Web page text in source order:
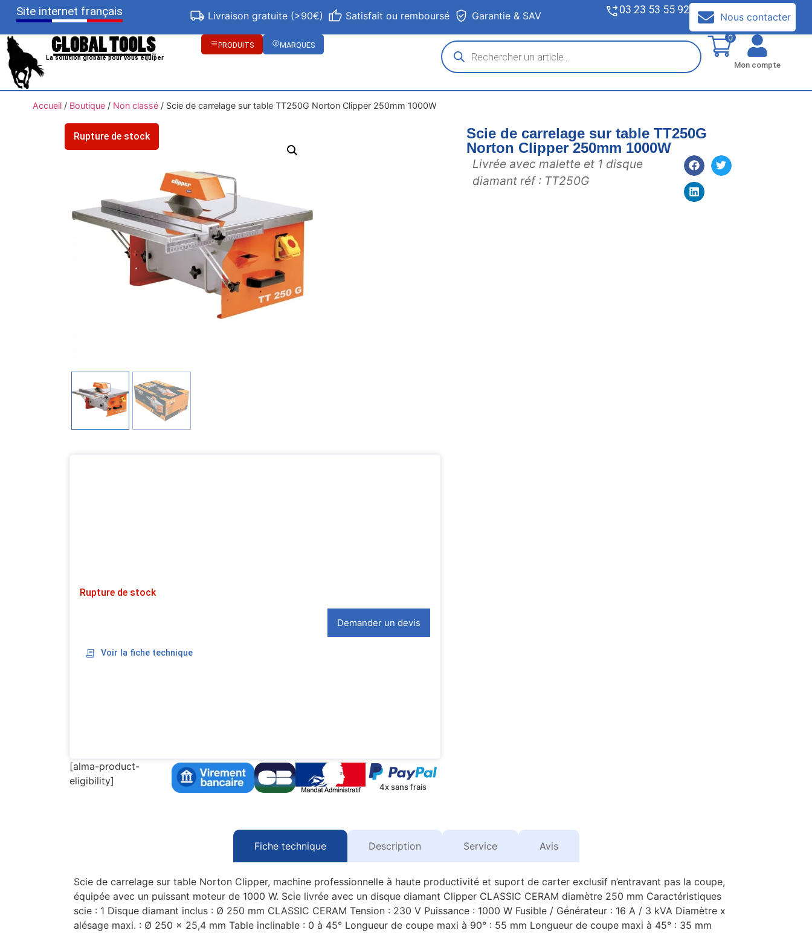
Site internet français Livraison gratuite (>90€) Satisfait ou remboursé Garantie & SAV 03 23 53 55 92
Nous contacter
La solution globale pour vous équiper
PRODUITS MARQUES
0
Mon compte
Accueil/ Boutique/ Non classé/ Scie de carrelage sur table TT250G Norton Clipper 250mm 1000W
Rupture de stock
Scie de carrelage sur table TT250G
Norton Clipper 250mm 1000W
Livrée avec malette et 1 disque
diamant réf : TT250G
Rupture de stock
Demander un devis
Voir la fiche technique
[alma-product-
eligibility]
4x sans frais
Fiche technique Description Service Avis
Scie de carrelage sur table Norton Clipper, machine professionnelle à haute productivité et suport de carter exclusif n’entravant pas la coupe,
équipée avec un puissant moteur de 1000 W. Scie livrée avec un disque diamant Clipper CLASSIC CERAM diamètre 250 mm Caractéristiques
scie : 1 Disque diamant inclus : Ø 250 mm CLASSIC CERAM Tension : 230 V Puissance : 1000 W Fusible / Générateur : 16 A / 3 kVA Diamètre x
alésage maxi. : Ø 250 x 25,4 mm Table inclinable : 0 à 45° Longueur de coupe maxi à 90° : 55 mm Longueur de coupe maxi à 45° : 35 mm